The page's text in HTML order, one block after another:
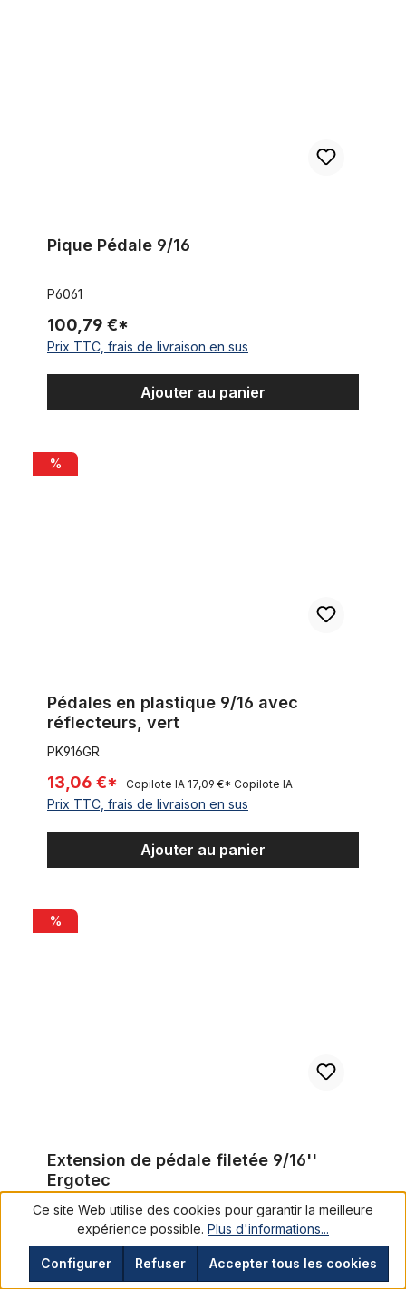
Pique Pédale 9/16
P6061
100,79 €*
Prix TTC, frais de livraison en sus
Ajouter au panier
Pédales en plastique 9/16 avec réflecteurs, vert
%
Pédales en plastique 9/16 avec
réflecteurs, vert
PK916GR
13,06 €* Copilote IA 17,09 €* Copilote IA
Prix TTC, frais de livraison en sus
Ajouter au panier
Extension de pédale filetée 9/16'' Ergotec
%
Extension de pédale filetée 9/16''
Ergotec
06019001
30,20 €*
Prix TTC, frais de livraison en sus
Ce site Web utilise des cookies pour garantir la meilleure
expérience possible. Plus d'informations...
Refuser
Configurer Accepter tous les cookies